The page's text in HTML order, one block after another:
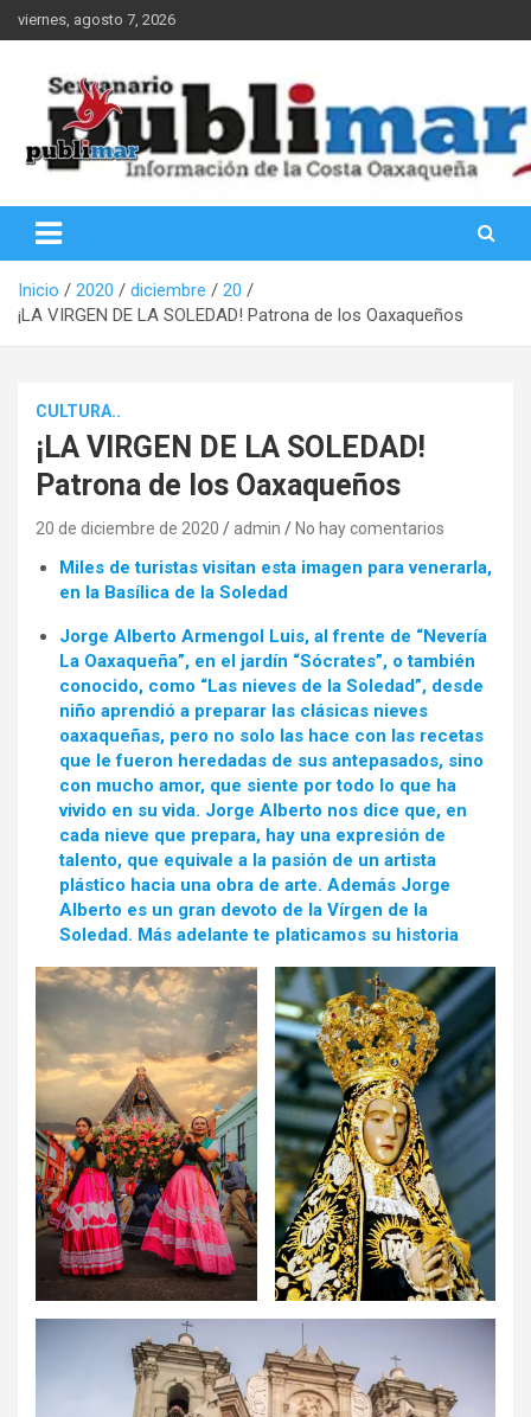
Saltar
al
viernes, agosto 7, 2026
PubliMar
Inicio 2020 diciembre
20
¡LA VIRGEN DE LA SOLEDAD! Patrona de los Oaxaqueños
CULTURA..
¡LA VIRGEN DE LA SOLEDAD!
Patrona de los Oaxaqueños
20 de diciembre de 2020 admin No hay comentarios
Miles de turistas visitan esta imagen para venerarla,
en la Basílica de la Soledad
Jorge Alberto Armengol Luis, al frente de “Nevería
La Oaxaqueña”, en el jardín “Sócrates”, o también
conocido, como “Las nieves de la Soledad”, desde
niño aprendió a preparar las clásicas nieves
oaxaqueñas, pero no solo las hace con las recetas
que le fueron heredadas de sus antepasados, sino
con mucho amor, que siente por todo lo que ha
vivido en su vida. Jorge Alberto nos dice que, en
cada nieve que prepara, hay una expresión de
talento, que equivale a la pasión de un artista
plástico hacia una obra de arte. Además Jorge
Alberto es un gran devoto de la Vírgen de la
Soledad. Más adelante te platicamos su historia